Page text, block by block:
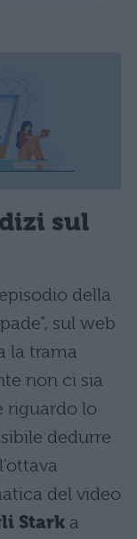
sul
della
sul web
la trama
non ci sia
riguardo lo
dedurre
del video
Stark a